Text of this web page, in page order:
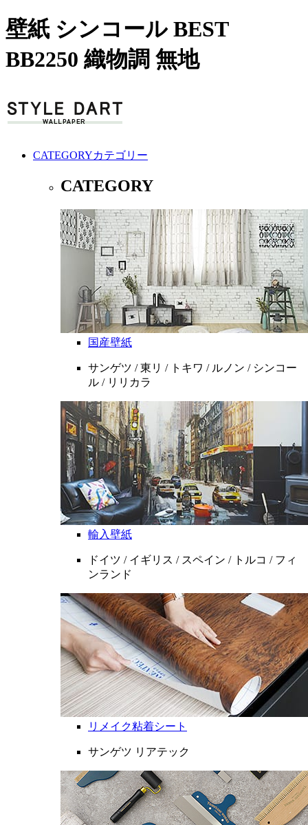
壁紙 シンコール BEST
BB2250 織物調 無地
CATEGORYカテゴリー
CATEGORY
国産壁紙
サンゲツ / 東リ / トキワ / ルノン / シンコー
ル / リリカラ
輸入壁紙
ドイツ / イギリス / スペイン / トルコ / フィ
ンランド
リメイク粘着シート
サンゲツ リアテック